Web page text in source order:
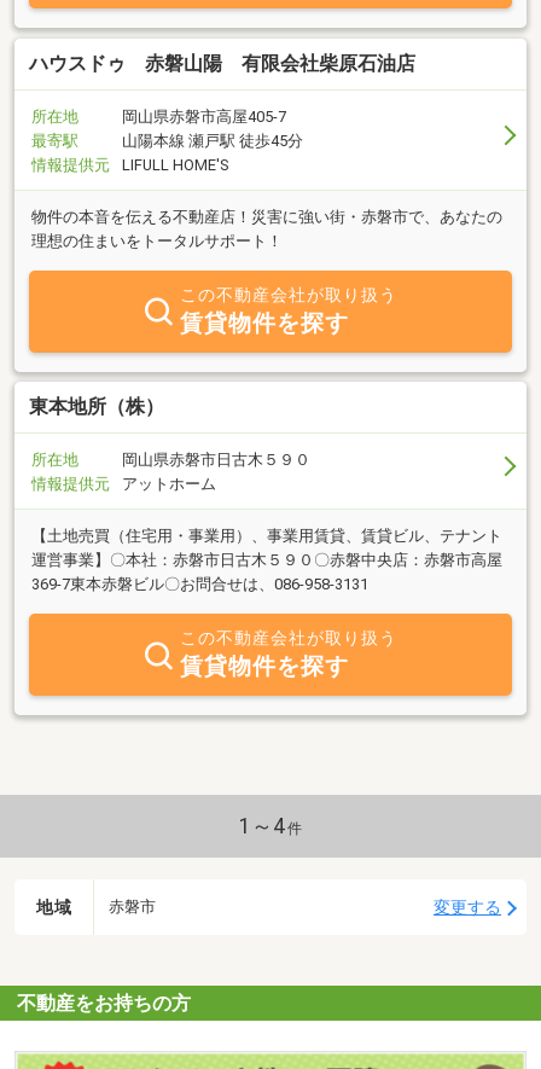
ハウスドゥ 赤磐山陽 有限会社柴原石油店
所在地
岡山県赤磐市高屋405-7
最寄駅
山陽本線 瀬戸駅 徒歩45分
情報提供元
LIFULL HOME'S
物件の本音を伝える不動産店！災害に強い街・赤磐市で、あなたの
理想の住まいをトータルサポート！
この不動産会社が取り扱う
賃貸物件を探す
東本地所（株）
所在地
岡山県赤磐市日古木５９０
情報提供元
アットホーム
【土地売買（住宅用・事業用）、事業用賃貸、賃貸ビル、テナント
運営事業】〇本社：赤磐市日古木５９０〇赤磐中央店：赤磐市高屋
369-7東本赤磐ビル〇お問合せは、086-958-3131
この不動産会社が取り扱う
賃貸物件を探す
1～4件
地域 赤磐市 変更する
不動産をお持ちの方